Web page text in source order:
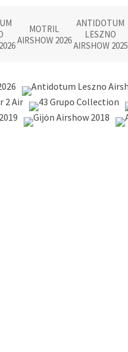
MOTRIL
AIRSHOW 2026
ANTIDOTUM
LESZNO
AIRSHOW 2025